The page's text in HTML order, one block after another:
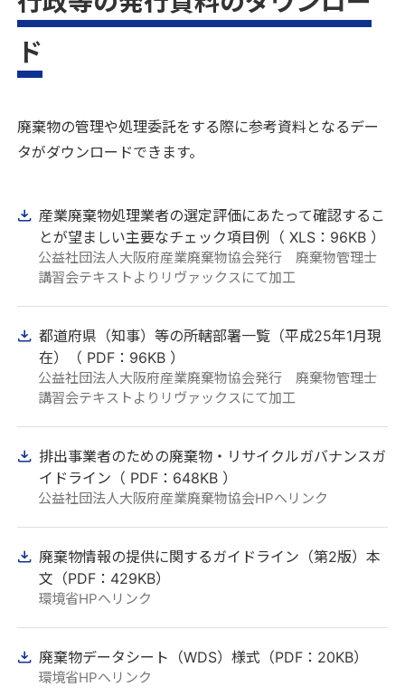
ド
廃棄物の管理や処理委託をする際に参考資料となるデー
タがダウンロードできます。
産業廃棄物処理業者の選定評価にあたって確認するこ
とが望ましい主要なチェック項目例（ XLS：96KB ）
公益社団法人大阪府産業廃棄物協会発行 廃棄物管理士
講習会テキストよりリヴァックスにて加工
都道府県（知事）等の所轄部署一覧（平成25年1月現
在）（ PDF：96KB ）
公益社団法人大阪府産業廃棄物協会発行 廃棄物管理士
講習会テキストよりリヴァックスにて加工
排出事業者のための廃棄物・リサイクルガバナンスガ
イドライン（ PDF：648KB ）
公益社団法人大阪府産業廃棄物協会HPへリンク
廃棄物情報の提供に関するガイドライン（第2版）本
文（PDF：429KB）
環境省HPへリンク
廃棄物データシート（WDS）様式（PDF：20KB）
環境省HPへリンク